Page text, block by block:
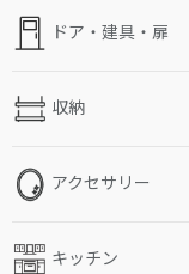
ドア・建具・扉
収納
アクセサリー
キッチン